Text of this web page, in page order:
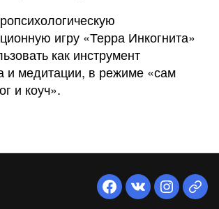
игру «Терра Инкогнита»
как инструмент
и медитации, в режиме «сам
и коуч».